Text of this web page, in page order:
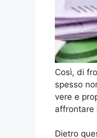
Così, di
spesso
vere e
affrontare
Dietro